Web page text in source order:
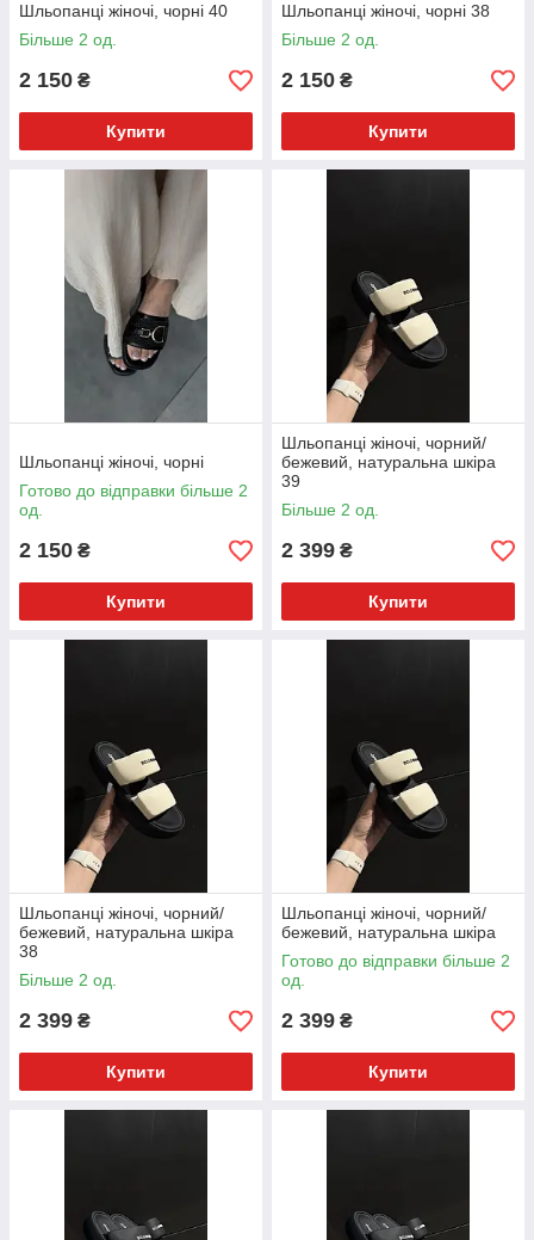
Шльопанці жіночі, чорні 40
Більше 2 од.
2 150 ₴
Купити
Шльопанці жіночі, чорні 38
Більше 2 од.
2 150 ₴
Купити
Шльопанці жіночі, чорні
Готово до відправки більше 2
од.
2 150 ₴
Купити
Шльопанці жіночі, чорний/
бежевий, натуральна шкіра
39
Більше 2 од.
2 399 ₴
Купити
Шльопанці жіночі, чорний/
бежевий, натуральна шкіра
38
Більше 2 од.
2 399 ₴
Купити
Шльопанці жіночі, чорний/
бежевий, натуральна шкіра
Готово до відправки більше 2
од.
2 399 ₴
Купити